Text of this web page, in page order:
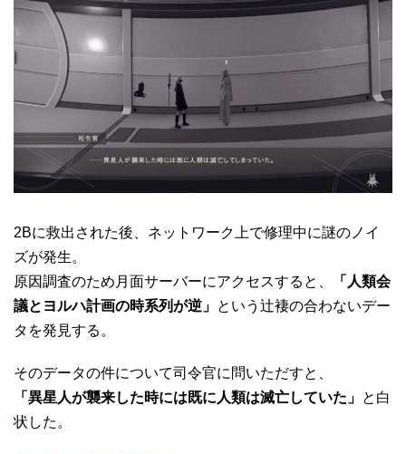
2Bに救出された後、ネットワーク上で修理中に謎のノイ
ズが発生。
原因調査のため月面サーバーにアクセスすると、
「人類会
議とヨルハ計画の時系列が逆」 という辻褄の合わないデー
タを発見する。
そのデータの件について司令官に問いただすと、
「異星人が襲来した時には既に人類は滅亡していた」 と白
状した。